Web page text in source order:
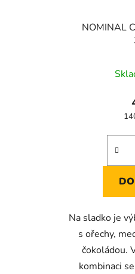
NOMINAL
Na sladko je
s ořechy,
čokoládou.
kombinaci